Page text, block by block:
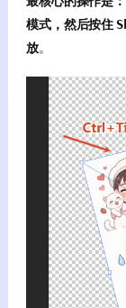
模式，然后按住
放。